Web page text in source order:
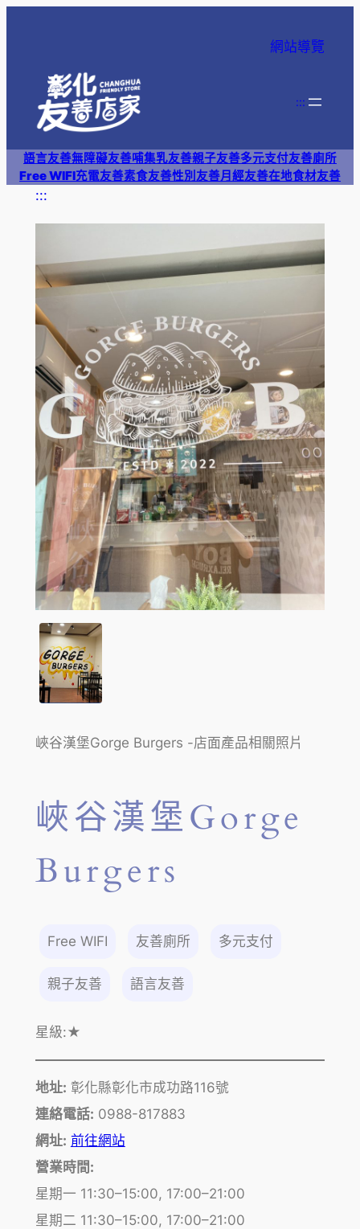
網站導覽
:::
語言友善無障礙友善哺集乳友善親子友善多元支付友善廁所
Free WIFI充電友善素食友善性別友善月經友善在地食材友善
:::
峽谷漢堡Gorge Burgers -店面產品相關照片
峽谷漢堡Gorge
Burgers
Free WIFI 友善廁所 多元支付
親子友善 語言友善
星級:★
地址: 彰化縣彰化市成功路116號
連絡電話: 0988-817883
網址: 前往網站
營業時間:
星期一 11:30–15:00, 17:00–21:00
星期二 11:30–15:00, 17:00–21:00